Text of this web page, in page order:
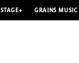
STAGE+ GRAINS MUSIC